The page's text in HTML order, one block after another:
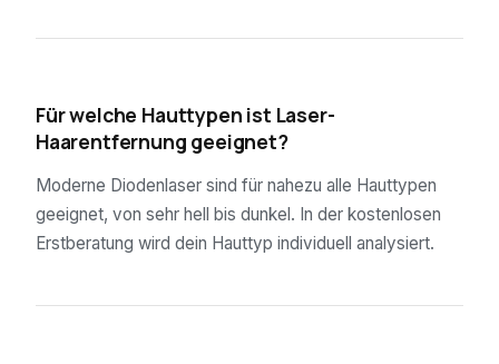
Für welche Hauttypen ist Laser-
Haarentfernung geeignet?
Moderne Diodenlaser sind für nahezu alle Hauttypen
geeignet, von sehr hell bis dunkel. In der kostenlosen
Erstberatung wird dein Hauttyp individuell analysiert.